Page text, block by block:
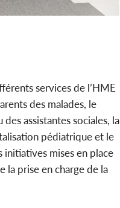
services de l’HME
des malades, le
assistantes sociales, la
pédiatrique et le
mises en place
la prise en charge de la